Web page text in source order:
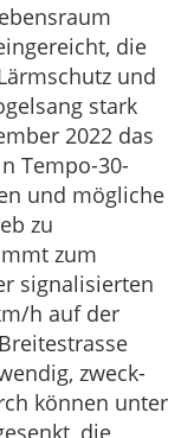
die
und
stark
2022 das
Tempo-30-
und mögliche
zu
zum
signalisierten
h auf der
zweck-
können unter
die